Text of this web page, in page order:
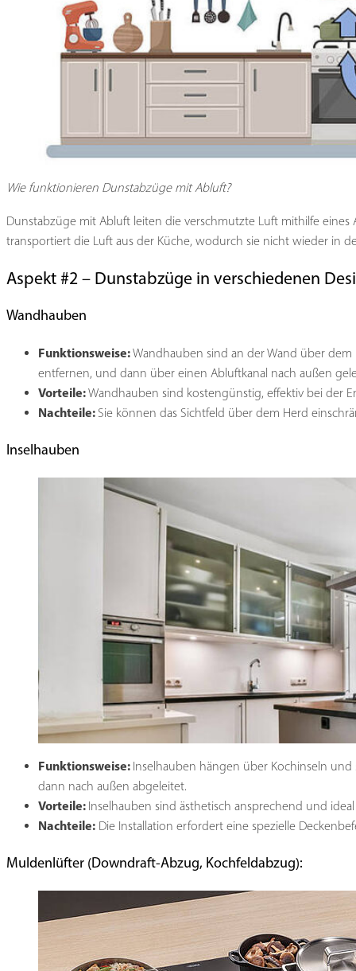
Wie funktionieren Dunstabzüge mit Abluft?
Dunstabzüge mit Abluft leiten die verschmutzte Luft mithilfe
transportiert die Luft aus der Küche, wodurch sie nicht wieder in
Aspekt #2 – Dunstabzüge in verschiedenen
Wandhauben
Funktionsweise:Wandhauben sind an der Wand über
entfernen, und dann über einen Abluftkanal nach außen
Vorteile:Wandhauben sind kostengünstig, effektiv bei der
Nachteile: Sie können das Sichtfeld über dem Herd
Inselhauben
Funktionsweise: Inselhauben hängen über Kochinseln
dann nach außen abgeleitet.
Vorteile: Inselhauben sind ästhetisch ansprechend und
Nachteile: Die Installation erfordert eine spezielle
Muldenlüfter (Downdraft-Abzug, Kochfeldabzug):